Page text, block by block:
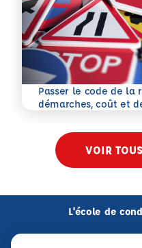
Passer le code de la
démarches, coût et
En savoir plus
VOIR
L'école de